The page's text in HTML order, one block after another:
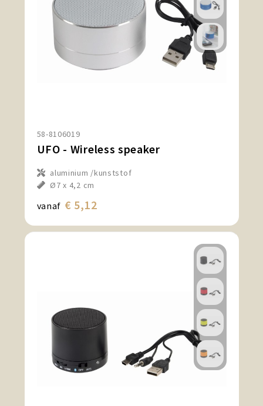
58-8106019
UFO - Wireless speaker
aluminium /kunststof
Ø7 x 4,2 cm
vanaf € 5,12